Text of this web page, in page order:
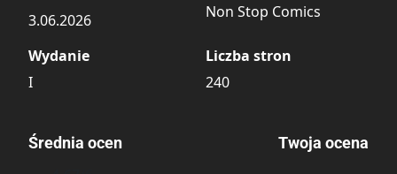
3.06.2026
Non Stop Comics
Wydanie
I
Liczba stron
240
Średnia ocen Twoja ocena